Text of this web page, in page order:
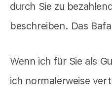
durch Sie zu
beschreiben. Das
Wenn ich für Sie als
ich normalerweise